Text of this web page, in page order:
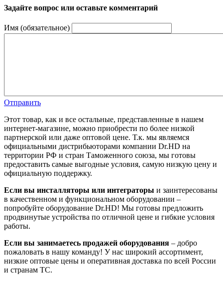
Задайте вопрос или оставьте комментарий
Имя (обязательное)
Отправить
Этот товар, как и все остальные, представленные в нашем
интернет-магазине, можно приобрести по более низкой
партнерской или даже оптовой цене. Т.к. мы являемся
официальными дистрибьюторами компании Dr.HD на
территории РФ и стран Таможенного союза, мы готовы
предоставить самые выгодные условия, самую низкую цену и
официальную поддержку.
Если вы инсталляторы или интеграторы и заинтересованы
в качественном и функциональном оборудовании –
попробуйте оборудование Dr.HD! Мы готовы предложить
продвинутые устройства по отличной цене и гибкие условия
работы.
Если вы занимаетесь продажей оборудования – добро
пожаловать в нашу команду! У нас широкий ассортимент,
низкие оптовые цены и оперативная доставка по всей России
и странам ТС.